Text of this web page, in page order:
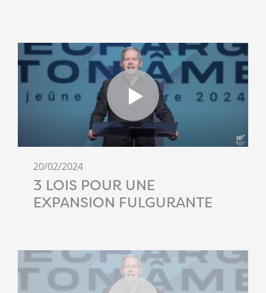
20/02/2024
3 LOIS POUR UNE
EXPANSION FULGURANTE